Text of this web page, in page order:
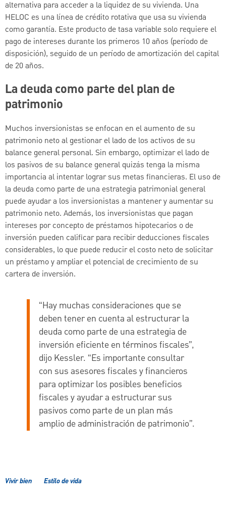
alternativa para acceder a la liquidez de su vivienda. Una
HELOC es una línea de crédito rotativa que usa su vivienda
como garantía. Este producto de tasa variable solo requiere el
pago de intereses durante los primeros 10 años (período de
disposición), seguido de un período de amortización del capital
de 20 años.
La deuda como parte del plan de
patrimonio
Muchos inversionistas se enfocan en el aumento de su
patrimonio neto al gestionar el lado de los activos de su
balance general personal. Sin embargo, optimizar el lado de
los pasivos de su balance general quizás tenga la misma
importancia al intentar lograr sus metas financieras. El uso de
la deuda como parte de una estrategia patrimonial general
puede ayudar a los inversionistas a mantener y aumentar su
patrimonio neto. Además, los inversionistas que pagan
intereses por concepto de préstamos hipotecarios o de
inversión pueden calificar para recibir deducciones fiscales
considerables, lo que puede reducir el costo neto de solicitar
un préstamo y ampliar el potencial de crecimiento de su
cartera de inversión.
“Hay muchas consideraciones que se
deben tener en cuenta al estructurar la
deuda como parte de una estrategia de
inversión eficiente en términos fiscales”,
dijo Kessler. “Es importante consultar
con sus asesores fiscales y financieros
para optimizar los posibles beneficios
fiscales y ayudar a estructurar sus
pasivos como parte de un plan más
amplio de administración de patrimonio”.
Vivir bien Estilo de vida